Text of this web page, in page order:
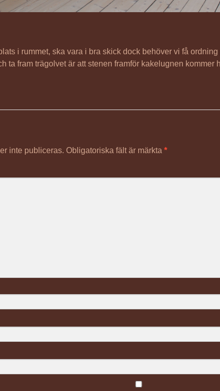
i rummet, ska vara i bra skick dock behöver vi få
ta fram trägolvet är att stenen framför kakelugnen kommer
inte publiceras. Obligatoriska fält är märkta *